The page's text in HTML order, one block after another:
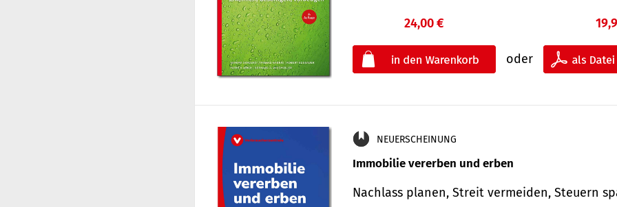
24,00 €
oder
NEUERSCHEINUNG
Immobilie vererben und erben
Nachlass planen, Streit vermeiden, Steuern